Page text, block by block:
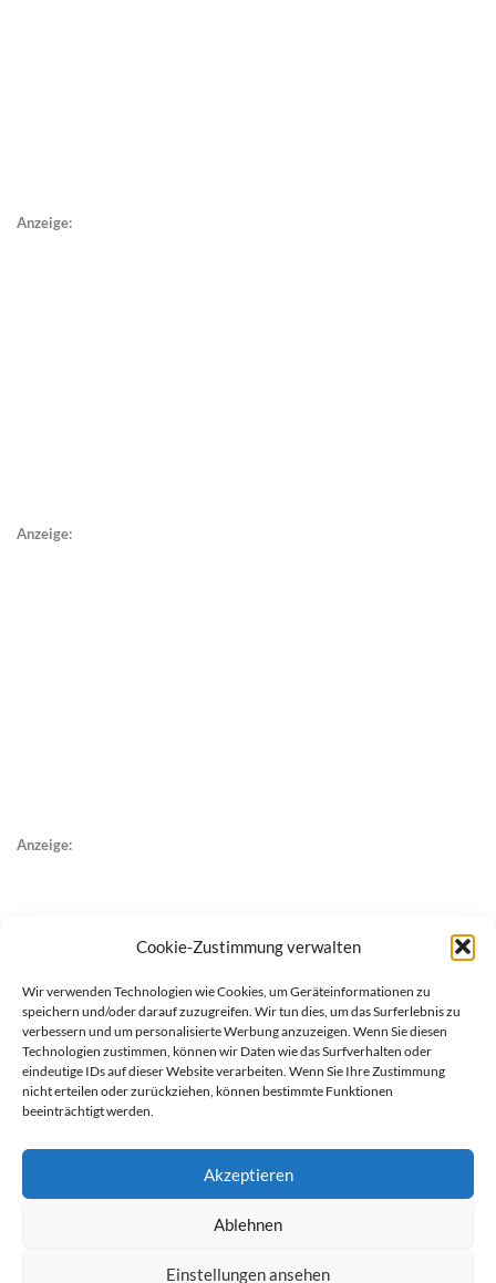
Cookie-Zustimmung verwalten
Wir verwenden Technologien wie Cookies, um Geräteinformationen zu
speichern und/oder darauf zuzugreifen. Wir tun dies, um das Surferlebnis zu
verbessern und um personalisierte Werbung anzuzeigen. Wenn Sie diesen
Technologien zustimmen, können wir Daten wie das Surfverhalten oder
eindeutige IDs auf dieser Website verarbeiten. Wenn Sie Ihre Zustimmung
nicht erteilen oder zurückziehen, können bestimmte Funktionen
beeinträchtigt werden.
Akzeptieren
Ablehnen
Einstellungen ansehen
Anzeige:
Anzeige:
Anzeige: